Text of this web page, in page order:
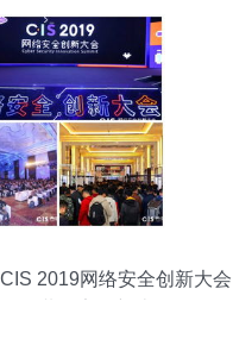
2019网络安全创新大会